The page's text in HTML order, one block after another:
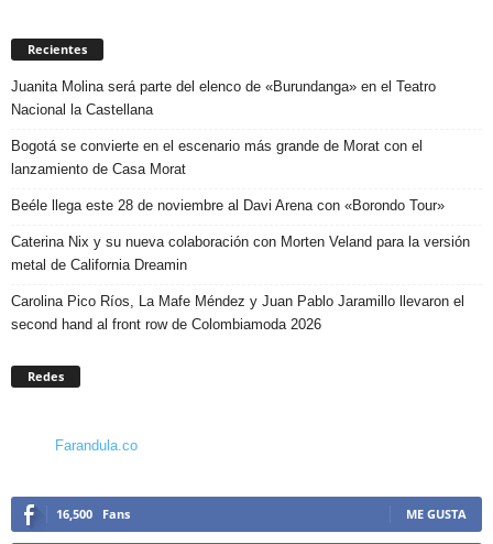
Recientes
Juanita Molina será parte del elenco de «Burundanga» en el Teatro
Nacional la Castellana
Bogotá se convierte en el escenario más grande de Morat con el
lanzamiento de Casa Morat
Beéle llega este 28 de noviembre al Davi Arena con «Borondo Tour»
Caterina Nix y su nueva colaboración con Morten Veland para la versión
metal de California Dreamin
Carolina Pico Ríos, La Mafe Méndez y Juan Pablo Jaramillo llevaron el
second hand al front row de Colombiamoda 2026
Redes
Farandula.co
16,500 Fans ME GUSTA